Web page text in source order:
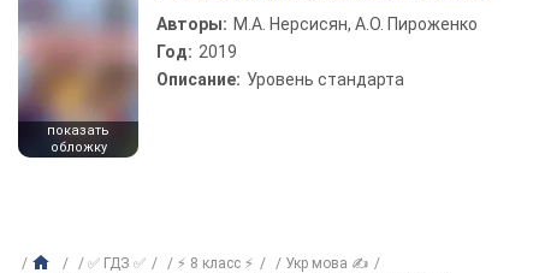
показать
обложку
Авторы: М.А. Нерсисян, А.О. Пироженко
Год: 2019
Описание: Уровень стандарта
✅ ГДЗ ✅ ⚡ 8 класс ⚡
Укр мова ✍